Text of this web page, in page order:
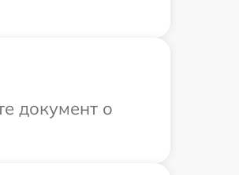
документ о